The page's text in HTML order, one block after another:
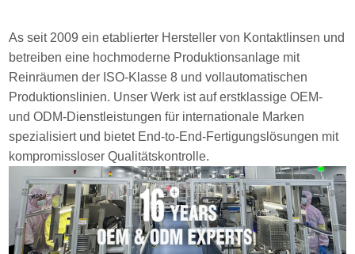
As seit 2009 ein etablierter Hersteller von Kontaktlinsen und
betreiben eine hochmoderne Produktionsanlage mit
Reinräumen der ISO-Klasse 8 und vollautomatischen
Produktionslinien. Unser Werk ist auf erstklassige OEM-
und ODM-Dienstleistungen für internationale Marken
spezialisiert und bietet End-to-End-Fertigungslösungen mit
kompromissloser Qualitätskontrolle.